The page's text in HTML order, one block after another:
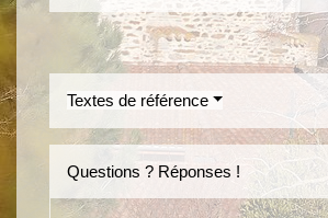
Textes de référence
Questions ? Réponses !